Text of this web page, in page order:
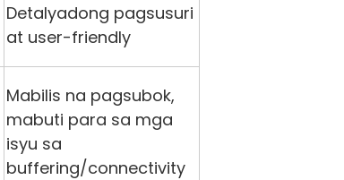
Detalyadong pagsusuri
at user-friendly
Mabilis na pagsubok,
mabuti para sa mga
isyu sa
buffering/connectivity